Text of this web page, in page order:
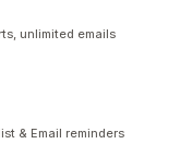
unlimited emails
& Email reminders